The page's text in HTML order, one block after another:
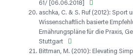
61/ [06.06.2018]
aschka, C. & S. Ruf (2012): Sport
Wissenschaftlich basierte
Ernährungspläne für die Praxis,
Stuttgart
Bittman, M. (2010): Elevating